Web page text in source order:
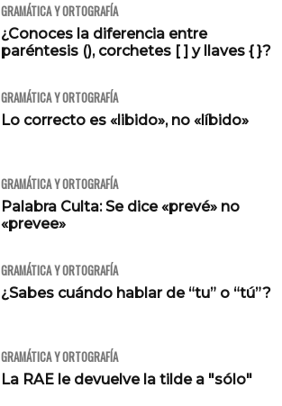
GRAMÁTICA Y ORTOGRAFÍA
¿Conoces la diferencia entre
paréntesis (), corchetes [ ] y llaves { }?
GRAMÁTICA Y ORTOGRAFÍA
Lo correcto es «libido», no «líbido»
GRAMÁTICA Y ORTOGRAFÍA
Palabra Culta: Se dice «prevé» no
«prevee»
GRAMÁTICA Y ORTOGRAFÍA
¿Sabes cuándo hablar de “tu” o “tú”?
GRAMÁTICA Y ORTOGRAFÍA
La RAE le devuelve la tilde a "sólo"